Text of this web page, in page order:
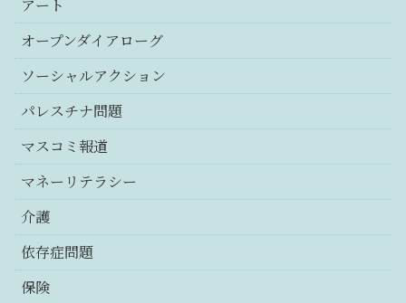
アート
オープンダイアローグ
ソーシャルアクション
パレスチナ問題
マスコミ報道
マネーリテラシー
介護
依存症問題
保険